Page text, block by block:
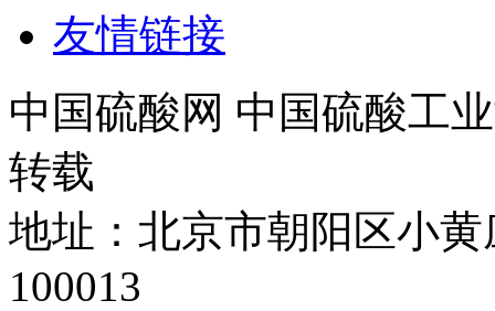
友情链接
中国硫酸网 中国硫酸工
转载
地址：北京市朝阳区小
100013